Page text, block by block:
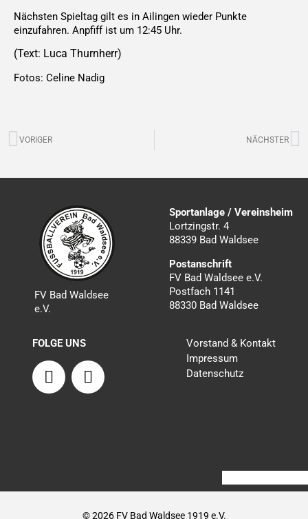
Nächsten Spieltag gilt es in Ailingen wieder Punkte
einzufahren. Anpfiff ist um 12:45 Uhr.
(Text: Luca Thurnherr)
Fotos: Celine Nadig
Zurück
VORIGER NÄCHSTER
FV Bad Waldsee
e.V.
Sportanlage / Vereinsheim
Lortzingstr. 4
88339 Bad Waldsee
Postanschrift
FV Bad Waldsee e.V.
Postfach 1141
88330 Bad Waldsee
FOLGE UNS
F
a
I
n
Vorstand & Kontakt
Impressum
Datenschutz
© 2026 FV Bad Waldsee 1919 e.V.